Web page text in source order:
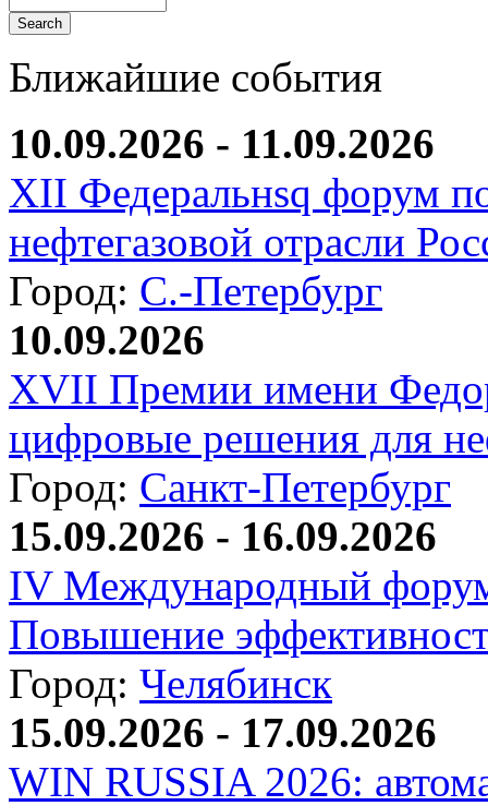
Ближайшие события
10.09.2026 - 11.09.2026
XII Федеральнsq форум
нефтегазовой отрасли
Город: С.-Петербург
10.09.2026
XVII Премии имени
цифровые решения для
Город: Санкт-Петербург
15.09.2026 - 16.09.2026
IV Международный
Повышение
Город: Челябинск
15.09.2026 - 17.09.2026
WIN RUSSIA 2026: